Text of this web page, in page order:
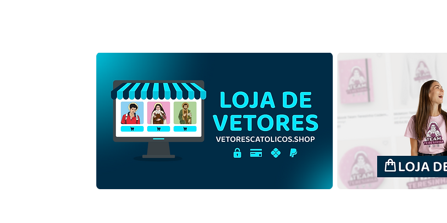
Sagrado Coração de Jesus
Cristo | Download Grátis
Vetor Contorno
Sagrado Coração de Jesus
Cristo | Download Grátis
Ilustração Contorno sem